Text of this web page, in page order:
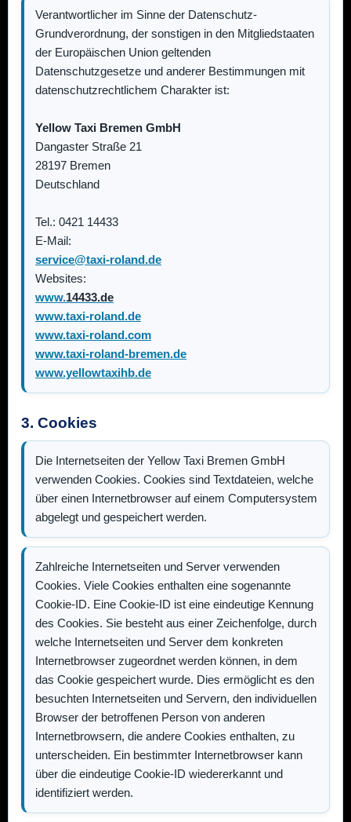
Verantwortlicher im Sinne der Datenschutz-
Grundverordnung, der sonstigen in den Mitgliedstaaten
der Europäischen Union geltenden
Datenschutzgesetze und anderer Bestimmungen mit
datenschutzrechtlichem Charakter ist:
Yellow Taxi Bremen GmbH
Dangaster Straße 21
28197 Bremen
Deutschland
Tel.: 0421 14433
E-Mail:
service@taxi-roland.de
Websites:
www.14433.de
www.taxi-roland.de
www.taxi-roland.com
www.taxi-roland-bremen.de
www.yellowtaxihb.de
3. Cookies
Die Internetseiten der Yellow Taxi Bremen GmbH
verwenden Cookies. Cookies sind Textdateien, welche
über einen Internetbrowser auf einem Computersystem
abgelegt und gespeichert werden.
Zahlreiche Internetseiten und Server verwenden
Cookies. Viele Cookies enthalten eine sogenannte
Cookie-ID. Eine Cookie-ID ist eine eindeutige Kennung
des Cookies. Sie besteht aus einer Zeichenfolge, durch
welche Internetseiten und Server dem konkreten
Internetbrowser zugeordnet werden können, in dem
das Cookie gespeichert wurde. Dies ermöglicht es den
besuchten Internetseiten und Servern, den individuellen
Browser der betroffenen Person von anderen
Internetbrowsern, die andere Cookies enthalten, zu
unterscheiden. Ein bestimmter Internetbrowser kann
über die eindeutige Cookie-ID wiedererkannt und
identifiziert werden.